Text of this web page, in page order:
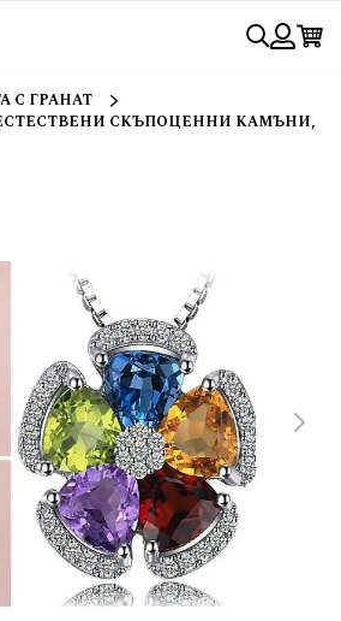
Търси
С ГРАНАТ
СКЪПОЦЕННИ КАМЪНИ,